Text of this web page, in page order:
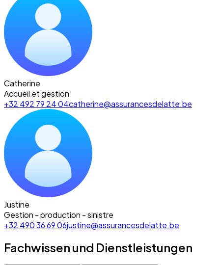
Catherine
Accueil et gestion
+32 492 79 24 04catherine@assurancesdelatte.be
Justine
Gestion - production - sinistre
+32 490 36 69 06justine@assurancesdelatte.be
Fachwissen und Dienstleistungen